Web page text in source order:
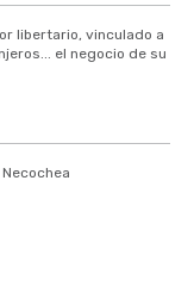
libertario, vinculado a
el negocio de su